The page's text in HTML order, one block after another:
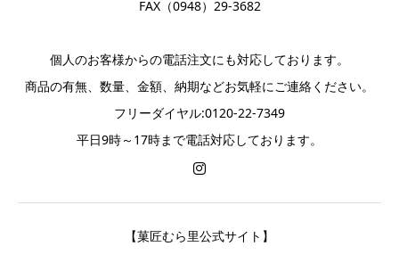
FAX（0948）29-3682
個人のお客様からの電話注文にも対応しております。
商品の有無、数量、金額、納期などお気軽にご連絡ください。
フリーダイヤル:0120-22-7349
平日9時～17時まで電話対応しております。
【菓匠むら里公式サイト】